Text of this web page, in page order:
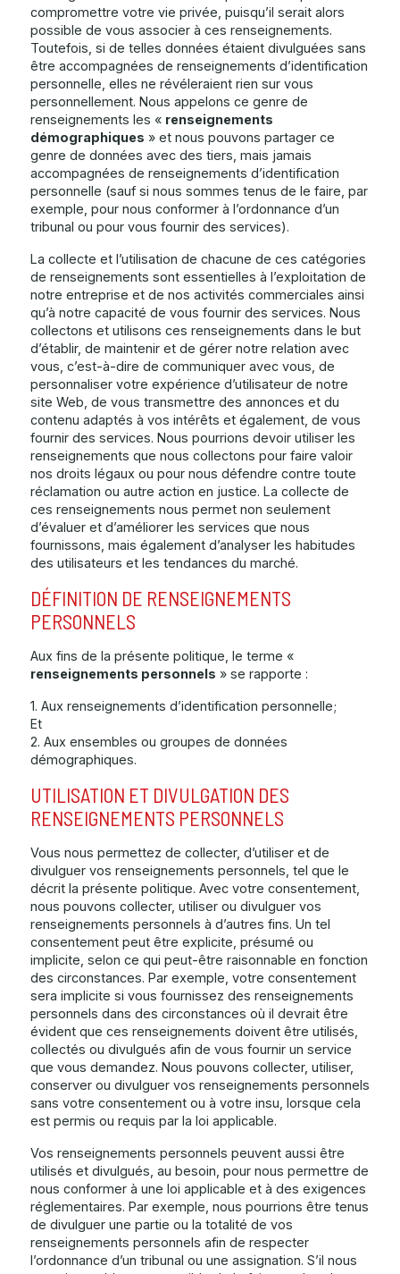
compromettre votre vie privée, puisqu’il serait alors
possible de vous associer à ces renseignements.
Toutefois, si de telles données étaient divulguées sans
être accompagnées de renseignements d’identification
personnelle, elles ne révéleraient rien sur vous
personnellement. Nous appelons ce genre de
renseignements les « renseignements
démographiques » et nous pouvons partager ce
genre de données avec des tiers, mais jamais
accompagnées de renseignements d’identification
personnelle (sauf si nous sommes tenus de le faire, par
exemple, pour nous conformer à l’ordonnance d’un
tribunal ou pour vous fournir des services).
La collecte et l’utilisation de chacune de ces catégories
de renseignements sont essentielles à l’exploitation de
notre entreprise et de nos activités commerciales ainsi
qu’à notre capacité de vous fournir des services. Nous
collectons et utilisons ces renseignements dans le but
d’établir, de maintenir et de gérer notre relation avec
vous, c’est-à-dire de communiquer avec vous, de
personnaliser votre expérience d’utilisateur de notre
site Web, de vous transmettre des annonces et du
contenu adaptés à vos intérêts et également, de vous
fournir des services. Nous pourrions devoir utiliser les
renseignements que nous collectons pour faire valoir
nos droits légaux ou pour nous défendre contre toute
réclamation ou autre action en justice. La collecte de
ces renseignements nous permet non seulement
d’évaluer et d’améliorer les services que nous
fournissons, mais également d’analyser les habitudes
des utilisateurs et les tendances du marché.
DÉFINITION DE RENSEIGNEMENTS
PERSONNELS
Aux fins de la présente politique, le terme «
renseignements personnels » se rapporte :
1. Aux renseignements d’identification personnelle;
Et
2. Aux ensembles ou groupes de données
démographiques.
UTILISATION ET DIVULGATION DES
RENSEIGNEMENTS PERSONNELS
Vous nous permettez de collecter, d’utiliser et de
divulguer vos renseignements personnels, tel que le
décrit la présente politique. Avec votre consentement,
nous pouvons collecter, utiliser ou divulguer vos
renseignements personnels à d’autres fins. Un tel
consentement peut être explicite, présumé ou
implicite, selon ce qui peut-être raisonnable en fonction
des circonstances. Par exemple, votre consentement
sera implicite si vous fournissez des renseignements
personnels dans des circonstances où il devrait être
évident que ces renseignements doivent être utilisés,
collectés ou divulgués afin de vous fournir un service
que vous demandez. Nous pouvons collecter, utiliser,
conserver ou divulguer vos renseignements personnels
sans votre consentement ou à votre insu, lorsque cela
est permis ou requis par la loi applicable.
Vos renseignements personnels peuvent aussi être
utilisés et divulgués, au besoin, pour nous permettre de
nous conformer à une loi applicable et à des exigences
réglementaires. Par exemple, nous pourrions être tenus
de divulguer une partie ou la totalité de vos
renseignements personnels afin de respecter
l’ordonnance d’un tribunal ou une assignation. S’il nous